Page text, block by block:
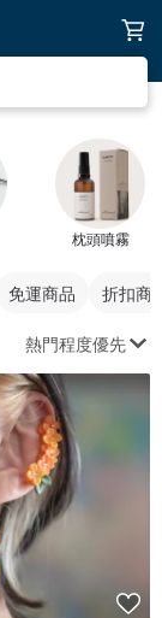
枕頭噴霧
免運商品 折扣商
熱門程度優先